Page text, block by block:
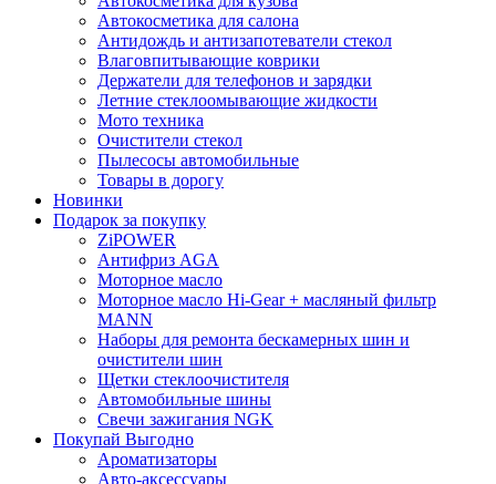
Автокосметика для салона
Антидождь и антизапотеватели стекол
Влаговпитывающие коврики
Держатели для телефонов и зарядки
Летние стеклоомывающие жидкости
Мото техника
Очистители стекол
Пылесосы автомобильные
Товары в дорогу
Новинки
Подарок за покупку
ZiPOWER
Антифриз AGA
Моторное масло
Моторное масло Hi-Gear + масляный фильтр
MANN
Наборы для ремонта бескамерных шин и
очистители шин
Щетки стеклоочистителя
Автомобильные шины
Свечи зажигания NGK
Покупай Выгодно
Ароматизаторы
Авто-аксессуары